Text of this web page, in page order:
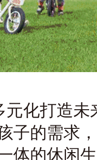
化打造未
子的需求
体的休闲